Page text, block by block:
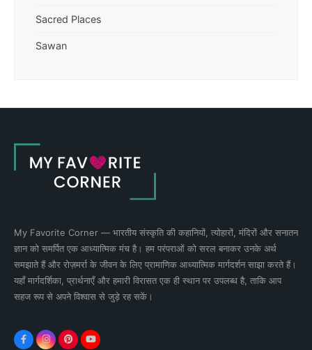
Sacred Places
Sawan
My Favorite Corner — भारतीय संस्कृति की कहानियों, त्योहारों, मंदिरों और सनातन
ज्ञान को समर्पित एक आध्यात्मिक मंच है। हम परंपराओं को सरल बनाकर उनके अर्थ
समझाते हैं और रोज़मर्रा के जीवन के लिए प्रामाणिक आध्यात्मिक मार्गदर्शन साझा करते हैं।
यहाँ मार्गदर्शिका, प्रार्थनाएँ और हमारी विरासत एक ही स्थान पर उपलब्ध है, ताकि आप
सहज रूप से अपने विश्वास से जुड़े रह सकें।